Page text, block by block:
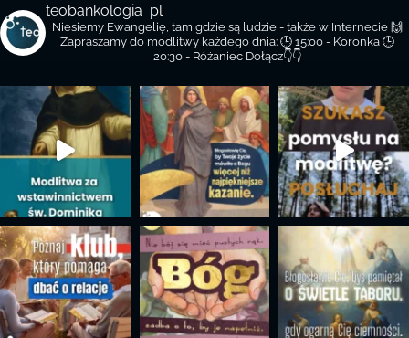
teobankologia_pl
Niesiemy Ewangelię, tam gdzie są ludzie - także w Internecie 🙌
Zapraszamy do modlitwy każdego dnia: 🕒 15:00 - Koronka 🕒
20:30 - Różaniec Dołącz👇👇